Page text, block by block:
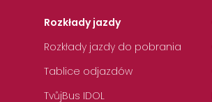
Rozkłady jazdy
Rozkłady jazdy do pobrania
Tablice odjazdów
TvůjBus IDOL